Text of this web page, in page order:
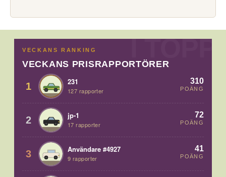
VECKANS RANKING
VECKANS PRISRAPPORTÖRER
1 231
127 rapporter
310
POÄNG
2 jp-1
17 rapporter
72
POÄNG
3 Användare #4927
9 rapporter
41
POÄNG